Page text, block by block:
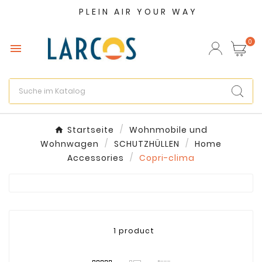
PLEIN AIR YOUR WAY
 0
Startseite
Wohnmobile und
Wohnwagen
SCHUTZHÜLLEN
Home
Accessories
Copri-clima
1 product
Name der Wunschliste
Abbrechen Wunschliste erstellen